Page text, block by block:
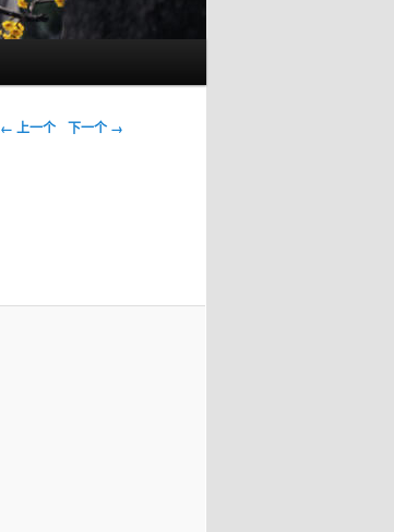
图像导航
← 上一个 下一个 →